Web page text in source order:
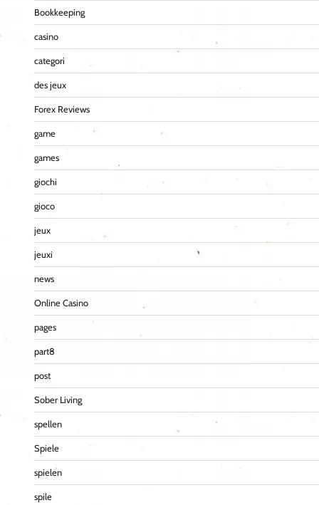
Bookkeeping
casino
categori
des jeux
Forex Reviews
game
games
giochi
gioco
jeux
jeuxi
news
Online Casino
pages
part8
post
Sober Living
spellen
Spiele
spielen
spile